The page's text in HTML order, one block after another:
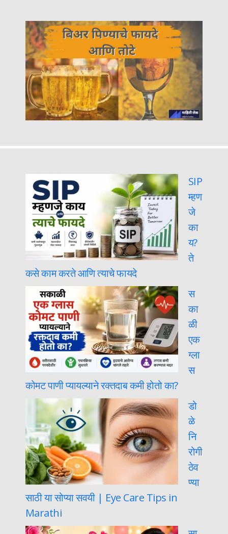
SIP
म्हण
जे
का
य?
ते
कसे काम करते आणि त्याचे फायदे
स
का
ळी
एक
ग्ला
स
कोमट पाणी प्यायल्याने रक्तदाब कमी होतो का?
डो
ळे
नि
रोगी
ठेव
ण्या
साठी या सोप्या सवयी | Eye Care Tips in
Marathi